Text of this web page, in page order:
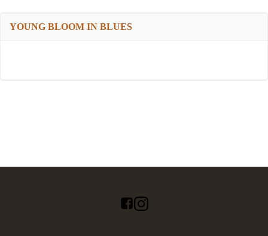
YOUNG BLOOM IN BLUES